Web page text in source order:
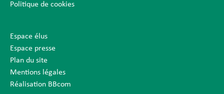
Politique de cookies
Espace élus
Espace presse
Plan du site
Mentions légales
Réalisation BBcom